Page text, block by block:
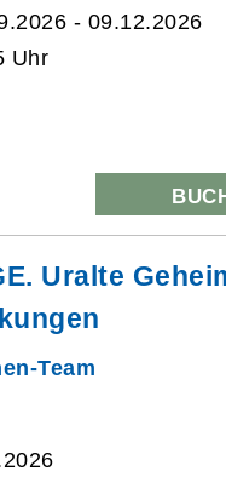
- 09.12.2026
Uhr
Uralte
Team